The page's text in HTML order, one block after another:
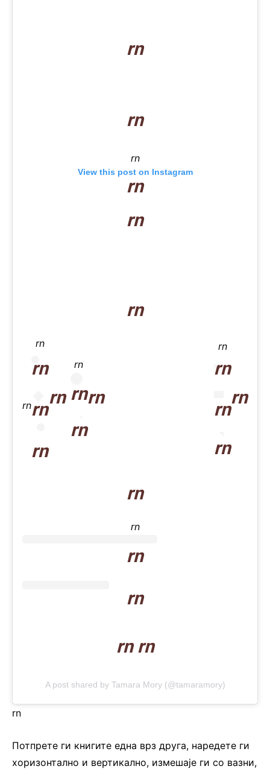
rn
rn
rn
View this post on Instagram
rn
rn
rn
rn
rn
rn
rn
rn
rn
rn
rn
rn
rn
rn
rn
rn
rn
rn
rn
rn
rn
rn
rn rn
A post shared by Tamara Mory (@tamaramory)
rn
Потпрете ги книгите една врз друга, наредете ги
хоризонтално и вертикално, измешаје ги со вазни,